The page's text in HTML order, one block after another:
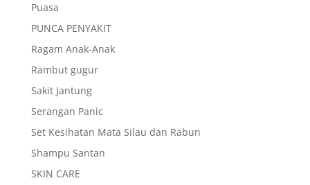
Puasa
PUNCA PENYAKIT
Ragam Anak-Anak
Rambut gugur
Sakit Jantung
Serangan Panic
Set Kesihatan Mata Silau dan Rabun
Shampu Santan
SKIN CARE